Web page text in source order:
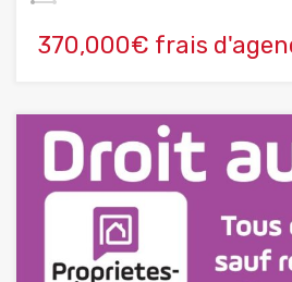
370,000€ frais